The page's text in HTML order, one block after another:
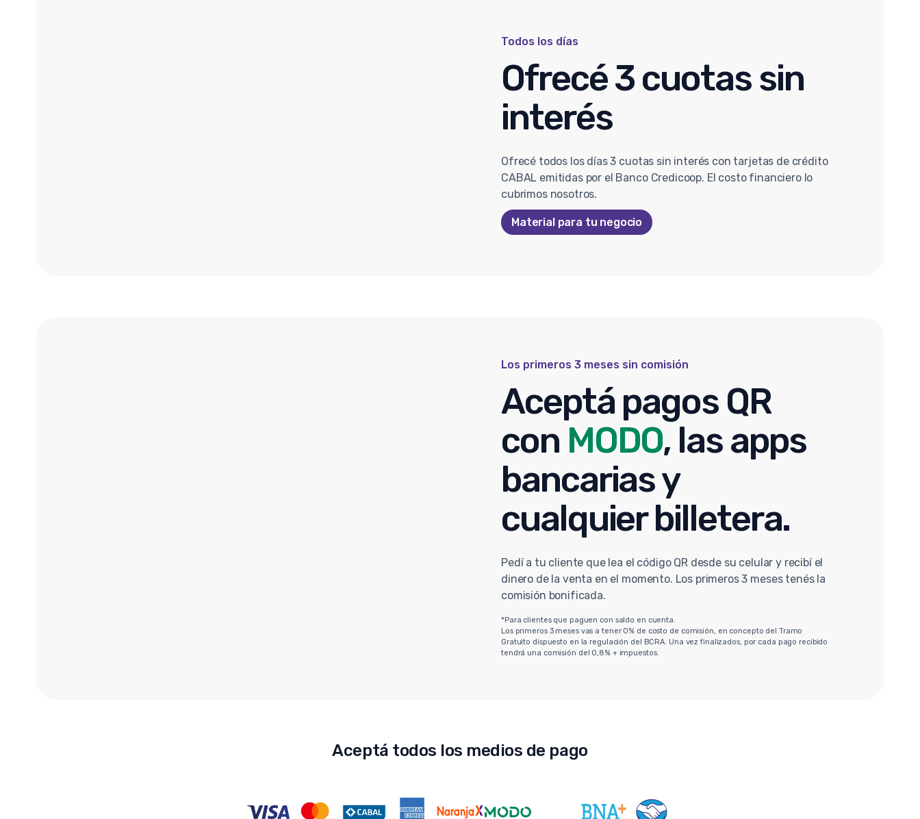
Todos los días
Ofrecé 3 cuotas sin
interés
Ofrecé todos los días 3 cuotas sin interés con tarjetas de crédito
CABAL emitidas por el Banco Credicoop. El costo financiero lo
cubrimos nosotros.
Material para tu negocio
Los primeros 3 meses sin comisión
Aceptá pagos QR
con MODO, las apps
bancarias y
cualquier billetera.
Pedí a tu cliente que lea el código QR desde su celular y recibí el
dinero de la venta en el momento. Los primeros 3 meses tenés la
comisión bonificada.
*Para clientes que paguen con saldo en cuenta.
Los primeros 3 meses vas a tener 0% de costo de comisión, en concepto del Tramo
Gratuito dispuesto en la regulación del BCRA. Una vez finalizados, por cada pago recibido
tendrá una comisión del 0,8% + impuestos.
Aceptá todos los medios de pago